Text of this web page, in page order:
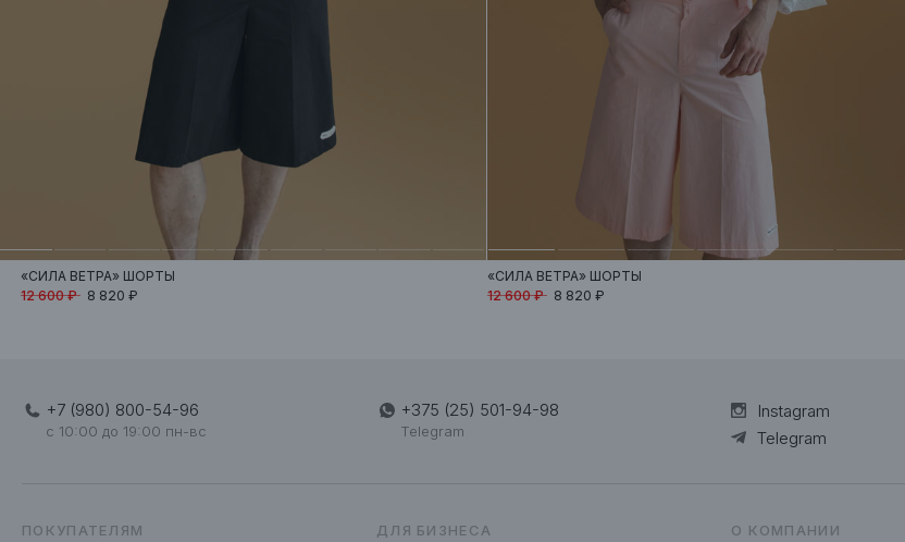
«СИЛА ВЕТРА» ШОРТЫ
12 600 ₽ 8 820 ₽
«СИЛА ВЕТРА» ШОРТЫ
12 600 ₽ 8 820 ₽
+7 (980) 800-54-96
c 10:00 до 19:00 пн-вс
+375 (25) 501-94-98
Telegram
ПОКУПАТЕЛЯМ ДЛЯ БИЗНЕСА О КОМПАНИИ
Instagram
Telegram